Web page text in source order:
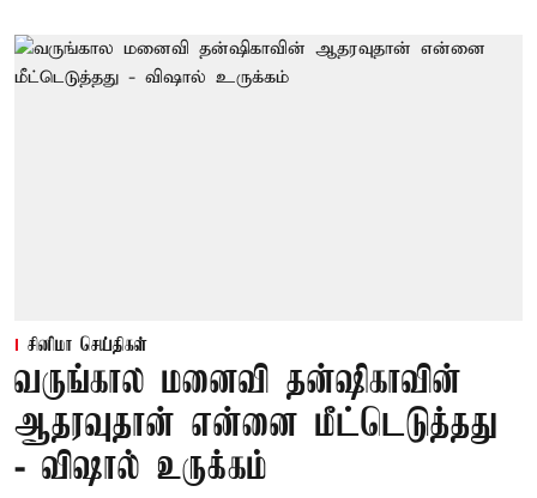
சினிமா செய்திகள்
வருங்கால மனைவி தன்ஷிகாவின்
ஆதரவுதான் என்னை மீட்டெடுத்தது
- விஷால் உருக்கம்